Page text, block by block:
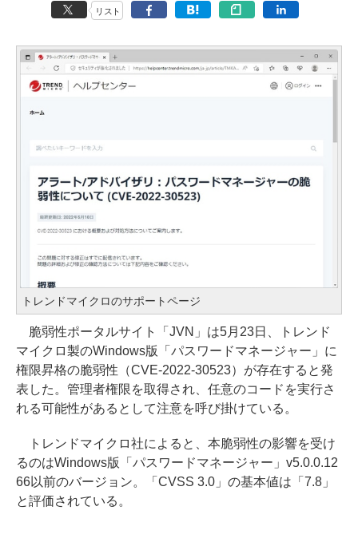
リスト
トレンドマイクロのサポートページ
脆弱性ポータルサイト「JVN」は5月23日、トレンド
マイクロ製のWindows版「パスワードマネージャー」に
権限昇格の脆弱性（CVE-2022-30523）が存在すると発
表した。管理者権限を取得され、任意のコードを実行さ
れる可能性があるとして注意を呼び掛けている。
トレンドマイクロ社によると、本脆弱性の影響を受け
るのはWindows版「パスワードマネージャー」v5.0.0.12
66以前のバージョン。「CVSS 3.0」の基本値は「7.8」
と評価されている。